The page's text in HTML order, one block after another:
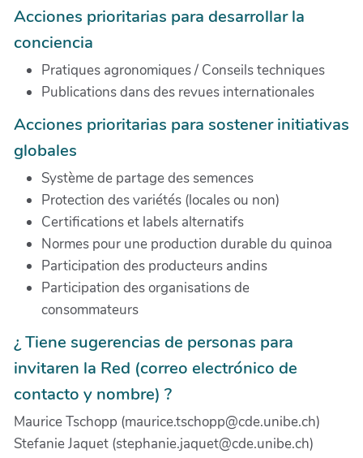
Acciones prioritarias para desarrollar la
conciencia
Pratiques agronomiques / Conseils techniques
Publications dans des revues internationales
Acciones prioritarias para sostener initiativas
globales
Système de partage des semences
Protection des variétés (locales ou non)
Certifications et labels alternatifs
Normes pour une production durable du quinoa
Participation des producteurs andins
Participation des organisations de
consommateurs
¿ Tiene sugerencias de personas para
invitaren la Red (correo electrónico de
contacto y nombre) ?
Maurice Tschopp (maurice.tschopp@cde.unibe.ch)
Stefanie Jaquet (stephanie.jaquet@cde.unibe.ch)